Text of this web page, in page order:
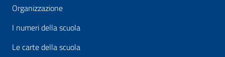
Organizzazione
I numeri della scuola
Le carte della scuola